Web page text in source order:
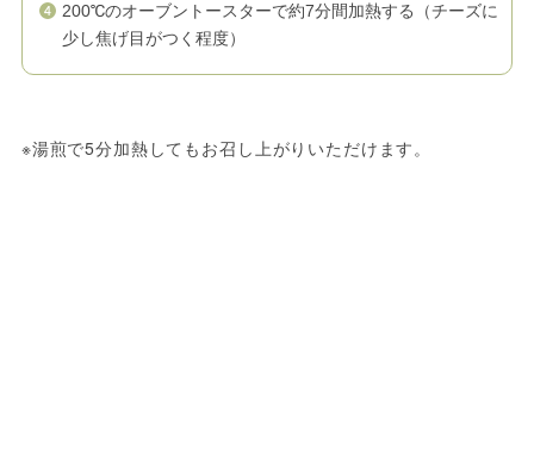
200℃のオーブントースターで約7分間加熱する（チーズに
少し焦げ目がつく程度）
※湯煎で5分加熱してもお召し上がりいただけます。